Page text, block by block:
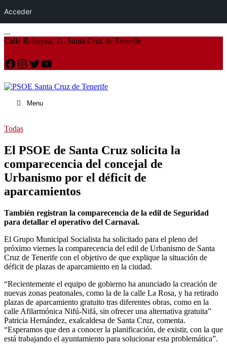
...
Acceder
Calle Robayna, 11. Santa Cruz de Tenerife
Facebook
Instagram
Twitter
YouTube
Menu
Todas
El PSOE de Santa Cruz solicita la
comparecencia del concejal de
Urbanismo por el déficit de
aparcamientos
También registran la comparecencia de la edil de Seguridad
para detallar el operativo del Carnaval.
El Grupo Municipal Socialista ha solicitado para el pleno del
próximo viernes la comparecencia del edil de Urbanismo de Santa
Cruz de Tenerife con el objetivo de que explique la situación de
déficit de plazas de aparcamiento en la ciudad.
“Recientemente el equipo de gobierno ha anunciado la creación de
nuevas zonas peatonales, como la de la calle La Rosa, y ha retirado
plazas de aparcamiento gratuito tras diferentes obras, como en la
calle Afilarmónica Nifú-Nifá, sin ofrecer una alternativa gratuita”
Patricia Hernández, exalcaldesa de Santa Cruz, comenta.
“Esperamos que den a conocer la planificación, de existir, con la que
está trabajando el ayuntamiento para solucionar esta problemática”.